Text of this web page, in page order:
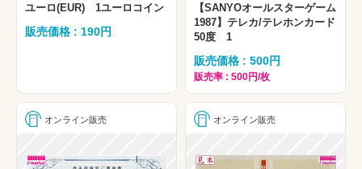
ユーロ(EUR) 1ユーロコイン
販売価格 : 190円
【SANYOオールスターゲーム
1987】テレカ/テレホンカード
50度 1
販売価格 : 500円
販売率 : 500円/枚
オンライン販売 オンライン販売